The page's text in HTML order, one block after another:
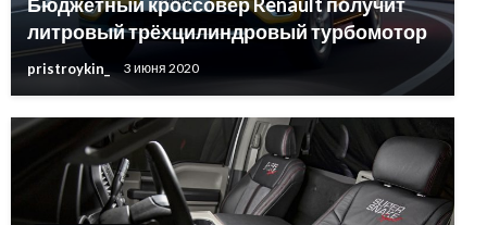
литровый трёхцилиндровый турбомотор
pristroykin_ 3 июня 2020